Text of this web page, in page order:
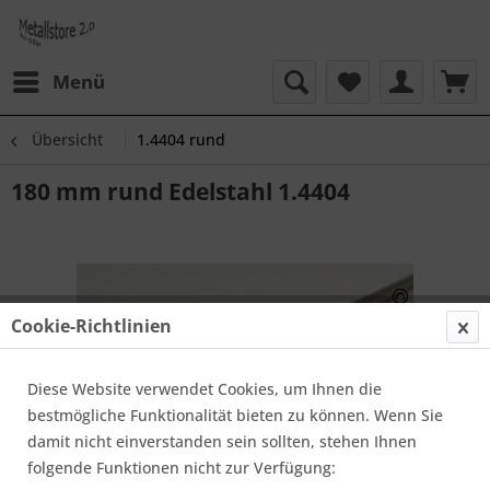
Menü
Übersicht 1.4404 rund
180 mm rund Edelstahl 1.4404
Cookie-Richtlinien
Diese Website verwendet Cookies, um Ihnen die
bestmögliche Funktionalität bieten zu können. Wenn Sie
damit nicht einverstanden sein sollten, stehen Ihnen
folgende Funktionen nicht zur Verfügung: